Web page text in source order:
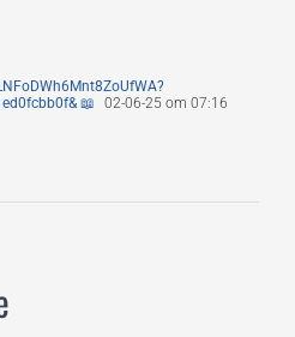
📖
02-06-25 om 07:16